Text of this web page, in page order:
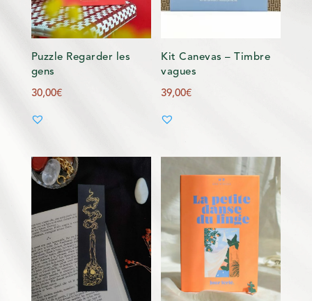
Puzzle Regarder les
gens
30,00€
Kit Canevas – Timbre
vagues
39,00€